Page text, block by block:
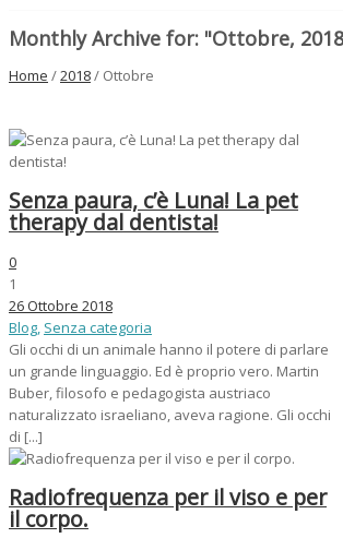
Monthly Archive for: "Ottobre,
Home /2018/ Ottobre
Senza paura, c’è Luna! La pet
therapy dal dentista!
0
1
26 Ottobre 2018
Blog, Senza categoria
Gli occhi di un animale hanno il potere di parlare
un grande linguaggio. Ed è proprio vero. Martin
Buber, filosofo e pedagogista austriaco
naturalizzato israeliano, aveva ragione. Gli occhi
di [...]
Radiofrequenza per il viso e per
il corpo.